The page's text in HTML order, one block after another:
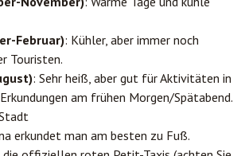
Februar): Kühler, aber immer noch
Touristen.
: Sehr heiß, aber gut für Aktivitäten in
am frühen Morgen/Spätabend.
erkundet man am besten zu Fuß.